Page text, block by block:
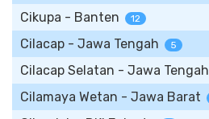
Cikupa - Banten 12
Cilacap - Jawa Tengah 5
Cilacap Selatan - Jawa Tengah
Cilamaya Wetan - Jawa Barat